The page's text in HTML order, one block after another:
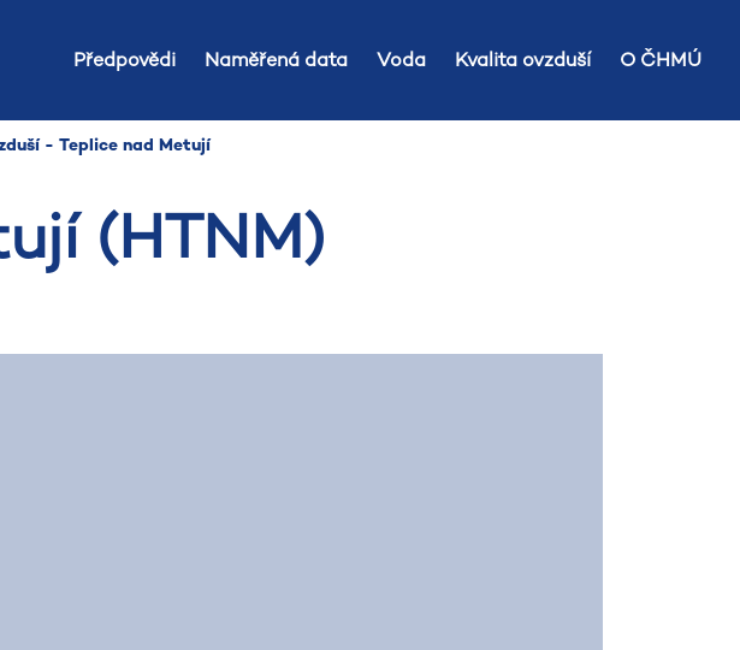
Předpovědi Naměřená data Voda Kvalita ovzduší O ČHMÚ
- Teplice nad Metují
(HTNM)